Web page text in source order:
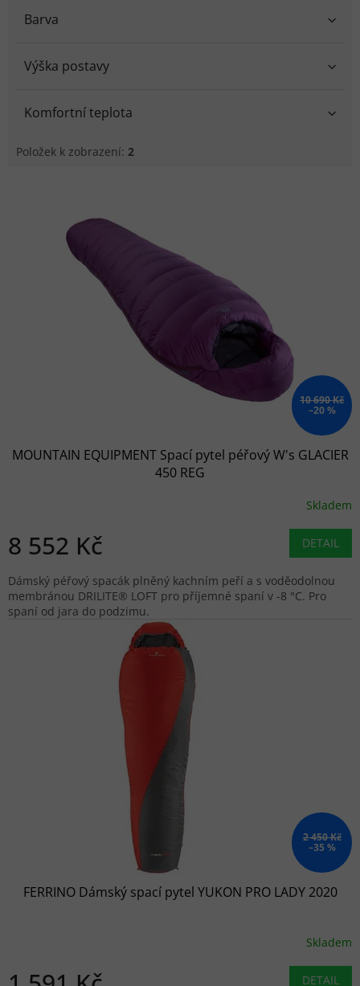
Barva
Výška postavy
Komfortní teplota
Položek k zobrazení: 2
10 690 Kč
–20 %
MOUNTAIN EQUIPMENT Spací pytel péřový W's GLACIER
450 REG
Skladem
8 552 Kč DETAIL
Dámský péřový spacák plněný kachním peří a s voděodolnou
membránou DRILITE® LOFT pro příjemné spaní v -8 °C. Pro
spaní od jara do podzimu.
2 450 Kč
–35 %
FERRINO Dámský spací pytel YUKON PRO LADY 2020
Skladem
DETAIL